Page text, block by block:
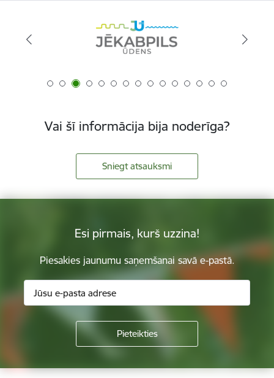
Vai šī informācija bija noderīga?
Sniegt atsauksmi
Esi pirmais, kurš uzzina!
Piesakies jaunumu saņemšanai savā e-pastā.